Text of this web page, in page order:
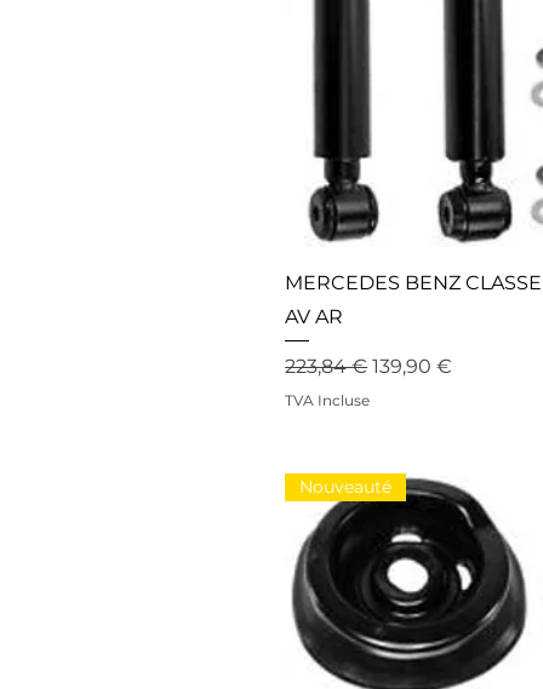
MERCEDES BENZ
AV AR
Prix original
223,84 € Prix
139,90 €
TVA Incluse
Nouveauté